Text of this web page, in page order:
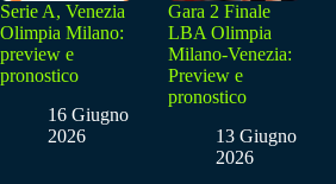
Serie A, Venezia
Olimpia Milano:
preview e
pronostico
16 Giugno
2026
Gara 2 Finale
LBA Olimpia
Milano-Venezia:
Preview e
pronostico
13 Giugno
2026